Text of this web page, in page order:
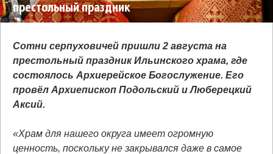
престольный праздник
Сотни серпуховичей пришли 2 августа на
престольный праздник Ильинского храма, где
состоялось Архиерейское Богослужение. Его
провёл Архиепископ Подольский и Люберецкий
Аксий.
«Храм для нашего округа имеет огромную
ценность, поскольку не закрывался даже в самое